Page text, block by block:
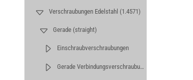
Verschraubungen Edelstahl (1.4571)
Gerade (straight)
Einschraubverschraubungen
Gerade Verbindungsverschraubungen